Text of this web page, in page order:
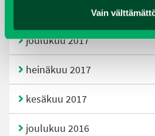
Vain
tammikuu 2018
joulukuu 2017
heinäkuu 2017
kesäkuu 2017
joulukuu 2016